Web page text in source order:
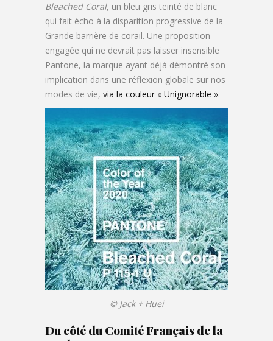
Bleached Coral, un bleu gris teinté de blanc
qui fait écho à la disparition progressive de la
Grande barrière de corail. Une proposition
engagée qui ne devrait pas laisser insensible
Pantone, la marque ayant déjà démontré son
implication dans une réflexion globale sur nos
modes de vie, via la couleur « Unignorable ».
© Jack + Huei
Du côté duComité Français de la